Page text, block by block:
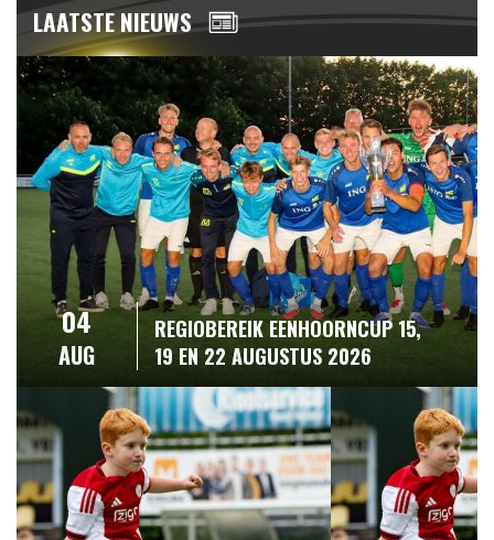
LAATSTE NIEUWS
04
AUG
REGIOBEREIK EENHOORNCUP 15,
19 EN 22 AUGUSTUS 2026